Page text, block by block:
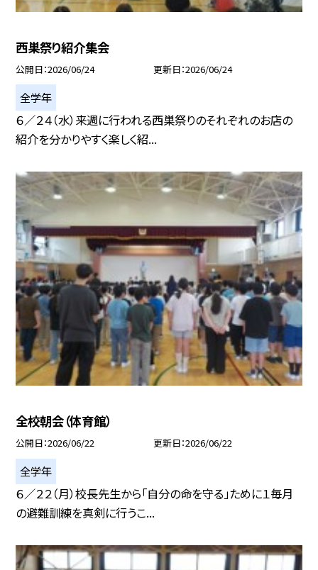
西巣祭り紹介集会
公開日 2026/06/24 更新日 2026/06/24
全学年
６／２４（水）来週に行われる西巣祭りのそれぞれのお店の
紹介を分かりやすく楽しく紹...
全校朝会（体育館）
公開日 2026/06/22 更新日 2026/06/22
全学年
６／２２（月）校長先生から「自分の命を守る」ために１毎月
の避難訓練を真剣に行うこ...